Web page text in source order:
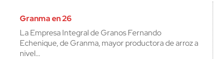
Granma en 26
La Empresa Integral de Granos Fernando
Echenique, de Granma, mayor productora de arroz a
nivel…